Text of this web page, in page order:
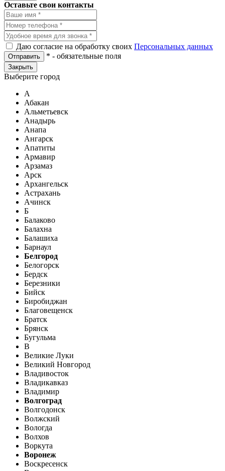
Оставьте свои контакты
Даю согласие на обработку своих Персональных данных
Отправить * - обязательные поля
Закрыть
Выберите город
А
Абакан
Альметьевск
Анадырь
Анапа
Ангарск
Апатиты
Армавир
Арзамаз
Арск
Архангельск
Астрахань
Ачинск
Б
Балаково
Балахна
Балашиха
Барнаул
Белгород
Белогорск
Бердск
Березники
Бийск
Биробиджан
Благовещенск
Братск
Брянск
Бугульма
В
Великие Луки
Великий Новгород
Владивосток
Владикавказ
Владимир
Волгоград
Волгодонск
Волжский
Вологда
Волхов
Воркута
Воронеж
Воскресенск